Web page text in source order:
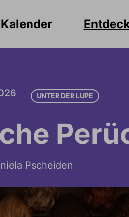
Kalender
UNTER DER LUPE
Pscheiden